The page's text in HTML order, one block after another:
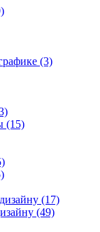
(3)
(15)
(17)
(49)